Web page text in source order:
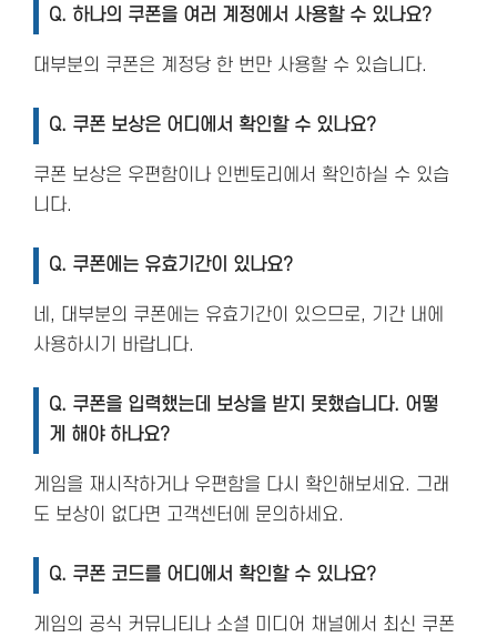
Q. 하나의 쿠폰을 여러 계정에서 사용할 수 있나요?
대부분의 쿠폰은 계정당 한 번만 사용할 수 있습니다.
Q. 쿠폰 보상은 어디에서 확인할 수 있나요?
쿠폰 보상은 우편함이나 인벤토리에서 확인하실 수 있습
니다.
Q. 쿠폰에는 유효기간이 있나요?
네, 대부분의 쿠폰에는 유효기간이 있으므로, 기간 내에
사용하시기 바랍니다.
Q. 쿠폰을 입력했는데 보상을 받지 못했습니다. 어떻
게 해야 하나요?
게임을 재시작하거나 우편함을 다시 확인해보세요. 그래
도 보상이 없다면 고객센터에 문의하세요.
Q. 쿠폰 코드를 어디에서 확인할 수 있나요?
게임의 공식 커뮤니티나 소셜 미디어 채널에서 최신 쿠폰